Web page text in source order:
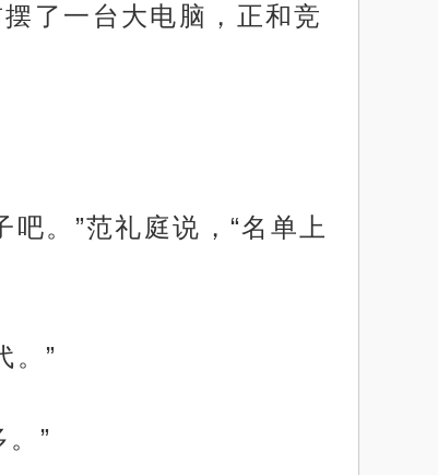
了一台大电脑，正和竞
。”范礼庭说，“名单上
。”
”